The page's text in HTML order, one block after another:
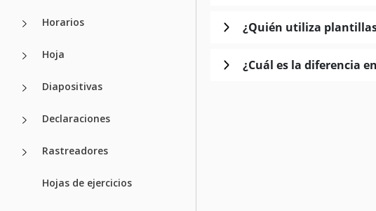
Horarios
Hoja
Diapositivas
Declaraciones
Rastreadores
Hojas de ejercicios
¿Quién utiliza
¿Cuál es la diferencia